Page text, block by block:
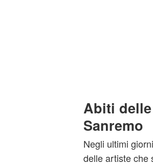
Abiti
Sanremo
Negli ultimi
delle artiste che